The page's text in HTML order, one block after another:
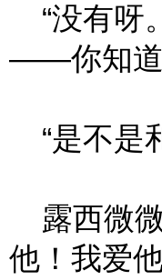
“没有呀
——你知道
“是不是
露西微
他！我爱